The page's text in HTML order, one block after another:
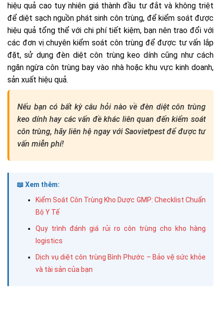
hiệu quả cao tuy nhiên giá thành đầu tư đắt và không triệt
để diệt sạch nguồn phát sinh côn trùng, để kiểm soát được
hiệu quả tổng thể với chi phí tiết kiệm, bạn nên trao đổi với
các đơn vị chuyên kiểm soát côn trùng để được tư vấn lắp
đặt, sử dụng đèn diệt côn trùng keo dính cũng như cách
ngăn ngừa côn trùng bay vào nhà hoặc khu vực kinh doanh,
sản xuất hiệu quả.
Nếu bạn có bất kỳ câu hỏi nào về đèn diệt côn trùng
keo dính hay các vấn đề khác liên quan đến kiểm soát
côn trùng, hãy liên hệ ngay với Saovietpest để được tư
vấn miễn phí!
📖 Xem thêm:
Kiểm Soát Côn Trùng Kho Dược GMP: Checklist Chuẩn
Bộ Y Tế
Quy trình đánh giá rủi ro côn trùng cho kho hàng
logistics
Dịch vụ diệt côn trùng Bình Phước – Bảo vệ sức khỏe
và tài sản của bạn